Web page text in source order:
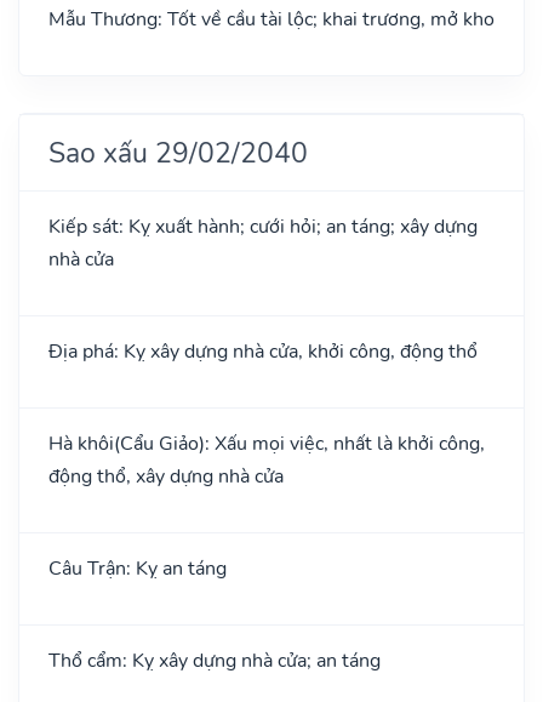
Mẫu Thương: Tốt về cầu tài lộc; khai trương, mở kho
Sao xấu 29/02/2040
Kiếp sát: Kỵ xuất hành; cưới hỏi; an táng; xây dựng
nhà cửa
Địa phá: Kỵ xây dựng nhà cửa, khởi công, động thổ
Hà khôi(Cẩu Giảo): Xấu mọi việc, nhất là khởi công,
động thổ, xây dựng nhà cửa
Câu Trận: Kỵ an táng
Thổ cẩm: Kỵ xây dựng nhà cửa; an táng